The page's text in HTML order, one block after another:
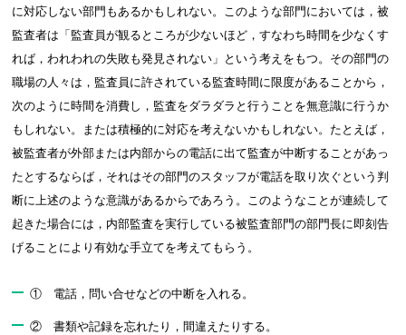
に対応しない部門もあるかもしれない。このような部門においては，被
監査者は「監査員が観るところが少ないほど，すなわち時間を少なくす
れば，われわれの失敗も発見されない」という考えをもつ。その部門の
職場の人々は，監査員に許されている監査時間に限度があることから，
次のように時間を消費し，監査をダラダラと行うことを無意識に行うか
もしれない。または積極的に対応を考えないかもしれない。たとえば，
被監査者が外部または内部からの電話に出て監査が中断することがあっ
たとするならば，それはその部門のスタッフが電話を取り次ぐという判
断に上述のような意識があるからであろう。このようなことが連続して
起きた場合には，内部監査を実行している被監査部門の部門長に即刻告
げることにより有効な手立てを考えてもらう。
① 電話，問い合せなどの中断を入れる。
② 書類や記録を忘れたり，間違えたりする。